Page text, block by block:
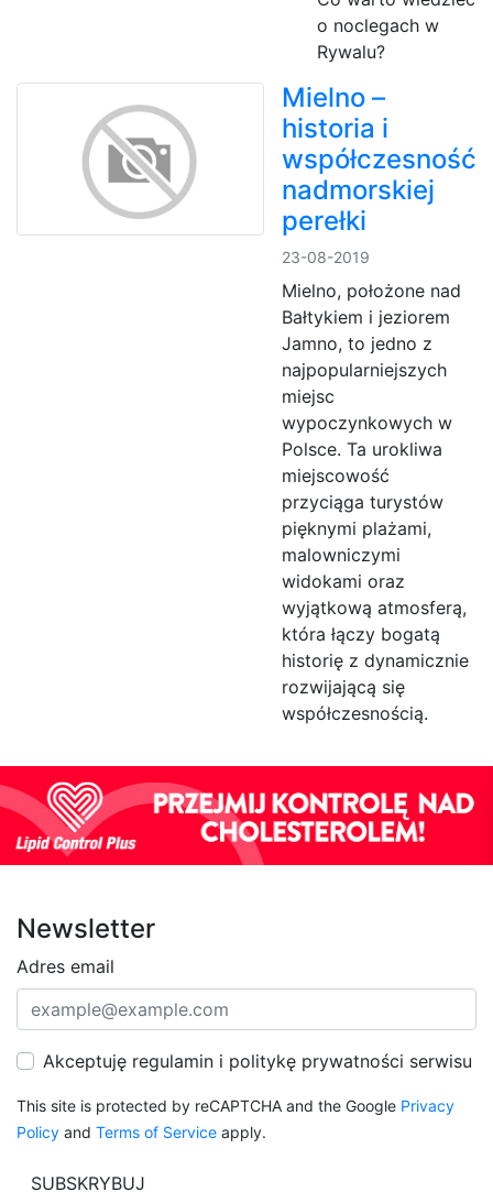
o noclegach w
Rywalu?
Mielno –
historia i
współczesność
nadmorskiej
perełki
23-08-2019
Mielno, położone nad
Bałtykiem i jeziorem
Jamno, to jedno z
najpopularniejszych
miejsc
wypoczynkowych w
Polsce. Ta urokliwa
miejscowość
przyciąga turystów
pięknymi plażami,
malowniczymi
widokami oraz
wyjątkową atmosferą,
która łączy bogatą
historię z dynamicznie
rozwijającą się
współczesnością.
Newsletter
Adres email
Akceptuję regulamin i politykę prywatności serwisu
This site is protected by reCAPTCHA and the Google Privacy
Policy and Terms of Service apply.